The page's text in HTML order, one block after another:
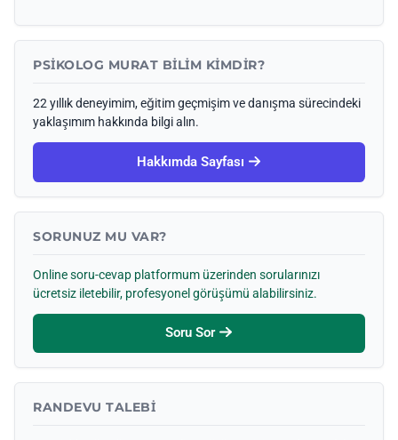
PSIKOLOG MURAT BILIM KIMDIR?
22 yıllık deneyimim, eğitim geçmişim ve danışma sürecindeki
yaklaşımım hakkında bilgi alın.
Hakkımda Sayfası
SORUNUZ MU VAR?
Online soru-cevap platformum üzerinden sorularınızı
ücretsiz iletebilir, profesyonel görüşümü alabilirsiniz.
Soru Sor
RANDEVU TALEBI